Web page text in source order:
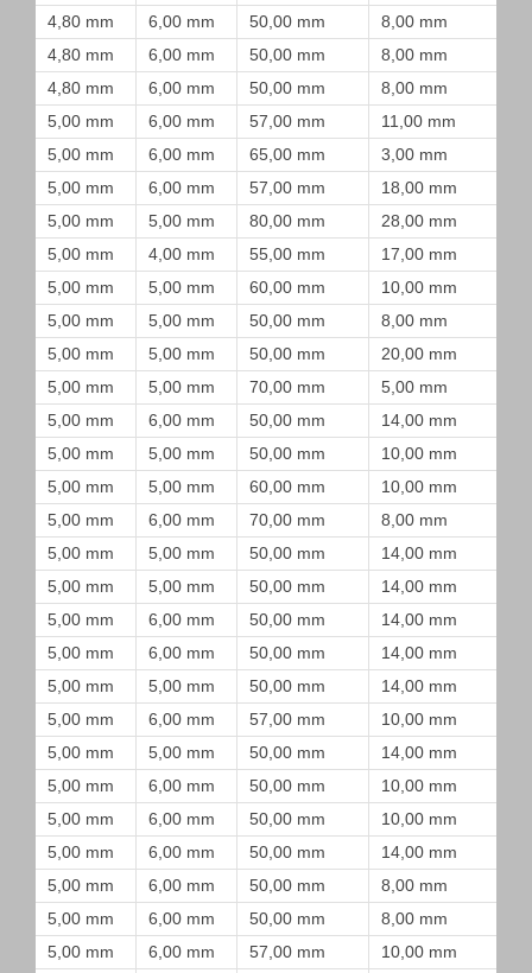
4,80 mm
6,00 mm 50,00 mm
8,00 mm
4,80 mm
6,00 mm 50,00 mm
8,00 mm
4,80 mm
6,00 mm 50,00 mm
8,00 mm
5,00 mm
6,00 mm 57,00 mm
11,00 mm
5,00 mm
6,00 mm 65,00 mm
3,00 mm
5,00 mm
6,00 mm 57,00 mm
18,00 mm
5,00 mm
5,00 mm 80,00 mm
28,00 mm
5,00 mm
4,00 mm 55,00 mm
17,00 mm
5,00 mm
5,00 mm 60,00 mm
10,00 mm
5,00 mm
5,00 mm 50,00 mm
8,00 mm
5,00 mm
5,00 mm 50,00 mm
20,00 mm
5,00 mm
5,00 mm 70,00 mm
5,00 mm
5,00 mm
6,00 mm 50,00 mm
14,00 mm
5,00 mm
5,00 mm 50,00 mm
10,00 mm
5,00 mm
5,00 mm 60,00 mm
10,00 mm
5,00 mm
6,00 mm 70,00 mm
8,00 mm
5,00 mm
5,00 mm 50,00 mm
14,00 mm
5,00 mm
5,00 mm 50,00 mm
14,00 mm
5,00 mm
6,00 mm 50,00 mm
14,00 mm
5,00 mm
6,00 mm 50,00 mm
14,00 mm
5,00 mm
5,00 mm 50,00 mm
14,00 mm
5,00 mm
6,00 mm 57,00 mm
10,00 mm
5,00 mm
5,00 mm 50,00 mm
14,00 mm
5,00 mm
6,00 mm 50,00 mm
10,00 mm
5,00 mm
6,00 mm 50,00 mm
10,00 mm
5,00 mm
6,00 mm 50,00 mm
14,00 mm
5,00 mm
6,00 mm 50,00 mm
8,00 mm
5,00 mm
6,00 mm 50,00 mm
8,00 mm
5,00 mm
6,00 mm 57,00 mm
10,00 mm